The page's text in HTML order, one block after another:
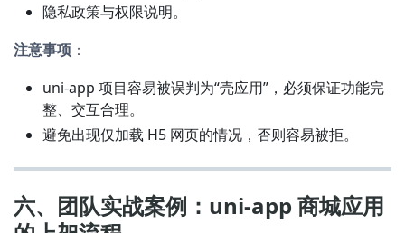
隐私政策与权限说明。
注意事项 ：
uni-app 项目容易被误判为“壳应用”，必须保证功能完
整、交互合理。
避免出现仅加载 H5 网页的情况，否则容易被拒。
六、团队实战案例：uni-app 商城应用